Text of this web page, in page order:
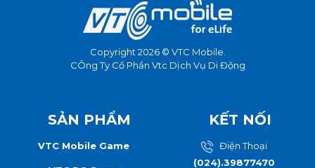
Copyright 2026 © VTC Mobile.
CÔng Ty Cổ Phần Vtc Dịch Vụ Di Động
SẢN PHẨM
VTC Mobile Game
KẾT NỐI
Điện Thoại
(024).39877470